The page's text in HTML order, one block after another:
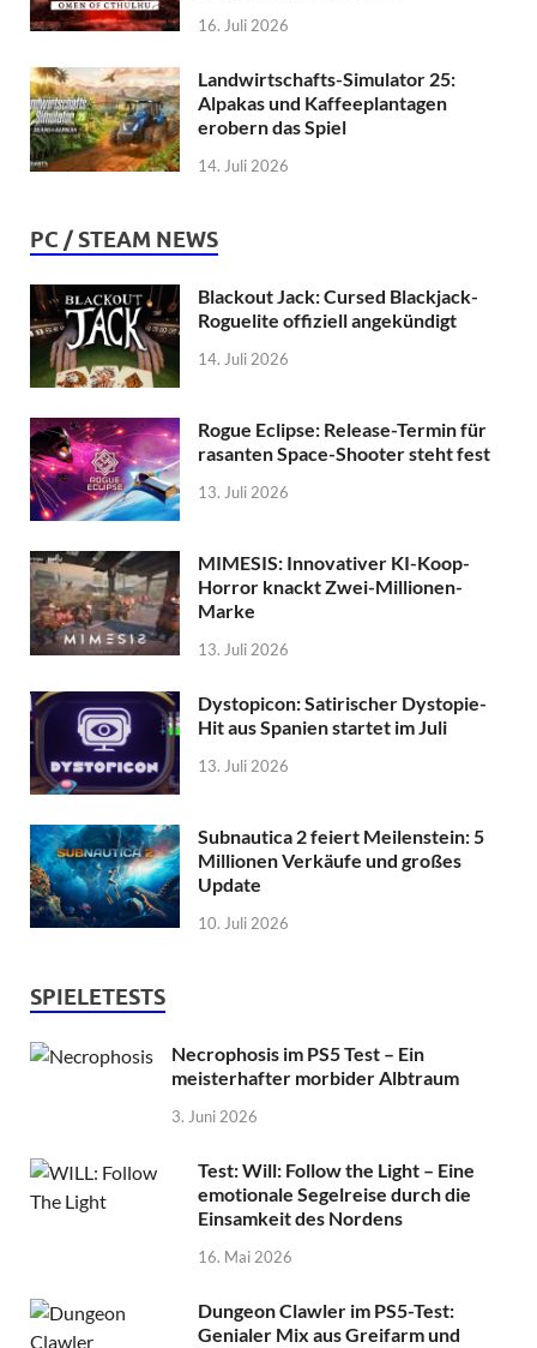
16. Juli 2026
Landwirtschafts-Simulator 25:
Alpakas und Kaffeeplantagen
erobern das Spiel
14. Juli 2026
PC / STEAM NEWS
Blackout Jack: Cursed Blackjack-
Roguelite offiziell angekündigt
14. Juli 2026
Rogue Eclipse: Release-Termin für
rasanten Space-Shooter steht fest
13. Juli 2026
MIMESIS: Innovativer KI-Koop-
Horror knackt Zwei-Millionen-
Marke
13. Juli 2026
Dystopicon: Satirischer Dystopie-
Hit aus Spanien startet im Juli
13. Juli 2026
Subnautica 2 feiert Meilenstein: 5
Millionen Verkäufe und großes
Update
10. Juli 2026
SPIELETESTS
Necrophosis im PS5 Test – Ein
meisterhafter morbider Albtraum
3. Juni 2026
Test: Will: Follow the Light – Eine
emotionale Segelreise durch die
Einsamkeit des Nordens
16. Mai 2026
Dungeon Clawler im PS5-Test:
Genialer Mix aus Greifarm und